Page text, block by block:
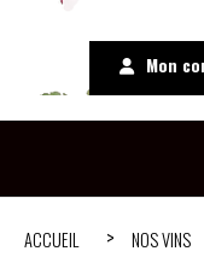
Mon
ACCUEIL
NOS VINS